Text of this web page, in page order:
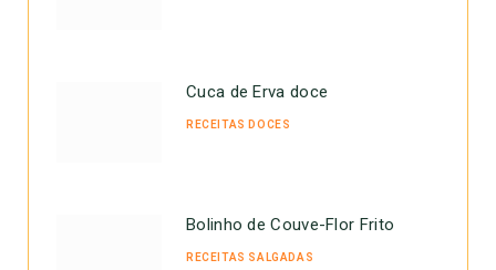
Cuca de Erva doce
RECEITAS DOCES
Bolinho de Couve-Flor Frito
RECEITAS SALGADAS